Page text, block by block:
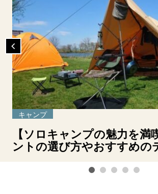
キャンプ
【ソロキャンプの魅力を満
ントの選び方やおすすめの